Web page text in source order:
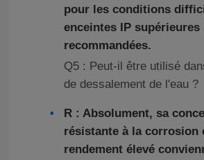
pour les conditions
enceintes IP supérieures
recommandées.
Q5 : Peut-il être utilisé
de dessalement de l'eau ?
R : Absolument, sa
résistante à la corrosion
rendement élevé